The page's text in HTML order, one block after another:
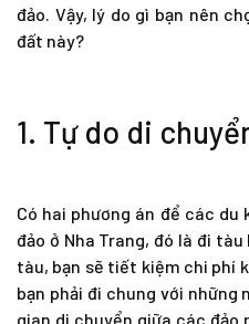
đảo. Vậy, lý do gì bạn nên
đất này?
1. Tự do di
Có hai phương án để các
đảo ở Nha Trang, đó là đi
tàu, bạn sẽ tiết kiệm chi phí
bạn phải đi chung với
gian di chuyển giữa các